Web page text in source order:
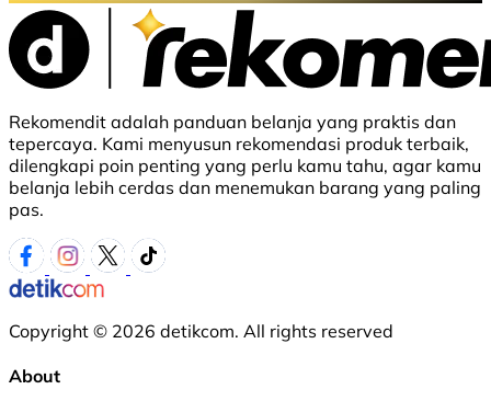
Rekomendit adalah panduan belanja yang praktis dan
tepercaya. Kami menyusun rekomendasi produk terbaik,
dilengkapi poin penting yang perlu kamu tahu, agar kamu
belanja lebih cerdas dan menemukan barang yang paling
pas.
Copyright © 2026 detikcom. All rights reserved
About